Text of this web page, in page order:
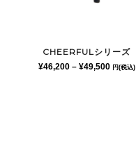
CHEERFULシリーズ
¥46,200 – ¥49,500価円(税込)